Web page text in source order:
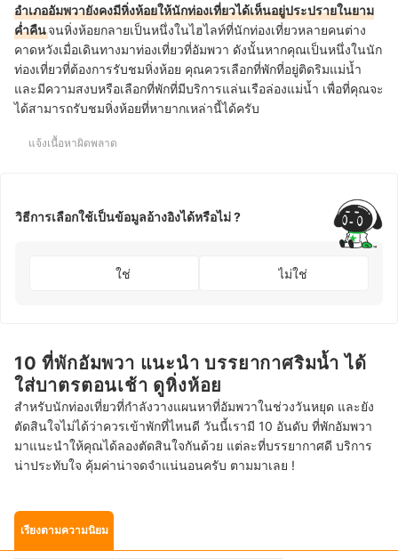
อำเภออัมพวายังคงมีหิ่งห้อยให้นักท่องเที่ยวได้เห็นอยู่ประปรายในยาม
ค่ำคืนจนหิ่งห้อยกลายเป็นหนึ่งในไฮไลท์ที่นักท่องเที่ยวหลายคนต่าง
คาดหวังเมื่อเดินทางมาท่องเที่ยวที่อัมพวา ดังนั้นหากคุณเป็นหนึ่งในนัก
ท่องเที่ยวที่ต้องการรับชมหิ่งห้อย คุณควรเลือกที่พักที่อยู่ติดริมแม่น้ำ
และมีความสงบหรือเลือกที่พักที่มีบริการแล่นเรือล่องแม่น้ำ เพื่อที่คุณจะ
ได้สามารถรับชมหิ่งห้อยที่หายากเหล่านี้ได้ครับ
แจ้งเนื้อหาผิดพลาด
วิธีการเลือกใช้เป็นข้อมูลอ้างอิงได้หรือไม่ ?
ใช่ ไม่ใช่
10 ที่พักอัมพวา แนะนํา บรรยากาศริมน้ำ ได้
ใส่บาตรตอนเช้า ดูหิ่งห้อย
สำหรับนักท่องเที่ยวที่กำลังวางแผนหาที่อัมพวาในช่วงวันหยุด และยัง
ตัดสินใจไม่ได้ว่าควรเข้าพักที่ไหนดี วันนี้เรามี 10 อันดับ ที่พักอัมพวา
มาแนะนำให้คุณได้ลองตัดสินใจกันด้วย แต่ละที่บรรยากาศดี บริการ
น่าประทับใจ คุ้มค่าน่าจดจำแน่นอนครับ ตามมาเลย !
เรียงตามความนิยม